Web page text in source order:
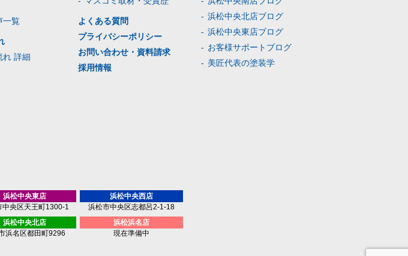
一覧
れ 詳細
よくある質問
プライバシーポリシー
お問い合わせ・資料請求
採用情報
浜松中央北店ブログ
浜松中央東店ブログ
お客様サポートブログ
美匠代表の塗装学
浜松中央東店
中央区天王町1300-1
浜松中央西店
浜松市中央区志都呂2-1-18
浜松中央北店
浜名区都田町9296
浜松浜名店
現在準備中